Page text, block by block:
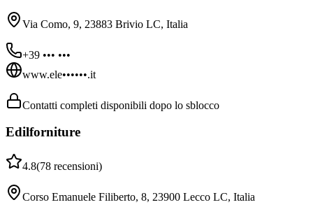
Via Como, 9, 23883 Brivio LC, Italia
+39 ••• •••
www.ele••••••.it
Contatti completi disponibili dopo lo sblocco
Edilforniture
4.8(78 recensioni)
Corso Emanuele Filiberto, 8, 23900 Lecco LC, Italia